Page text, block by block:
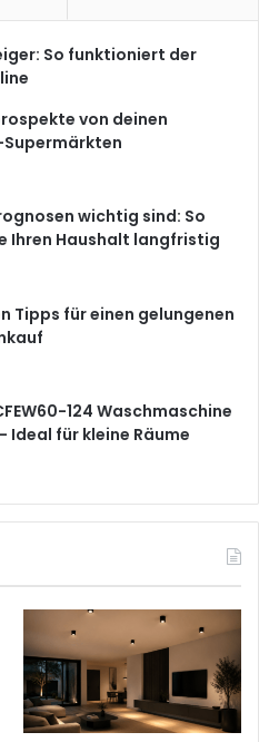
So funktioniert der
von deinen
wichtig sind: So
Ihren Haushalt langfristig
Tipps für einen gelungenen
124 Waschmaschine
Ideal für kleine Räume